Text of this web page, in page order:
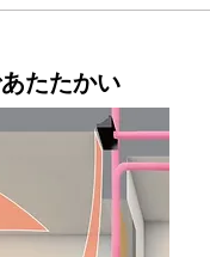
たたかい